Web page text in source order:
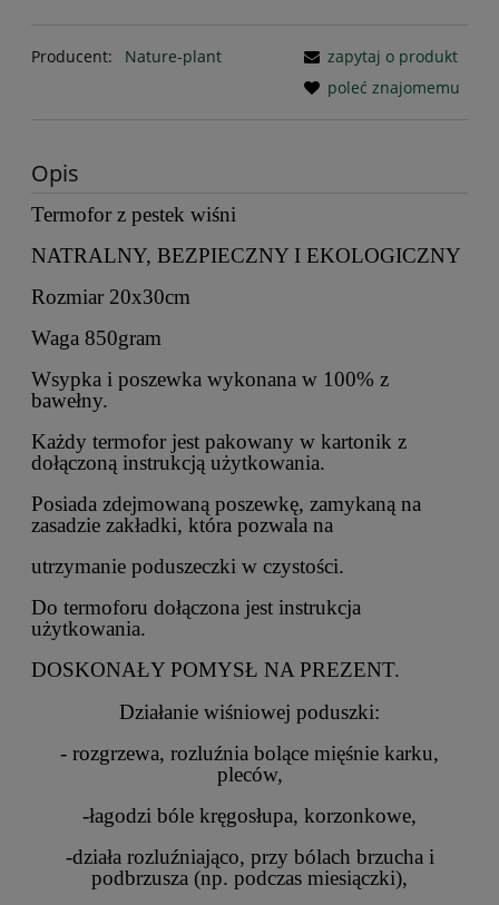
Producent: Nature-plant
zapytaj o produkt
poleć znajomemu
Opis
Termofor z pestek wiśni
NATRALNY, BEZPIECZNY I EKOLOGICZNY
Rozmiar 20x30cm
Waga 850gram
Wsypka i poszewka wykonana w 100% z
bawełny.
Każdy termofor jest pakowany w kartonik z
dołączoną instrukcją użytkowania.
Posiada zdejmowaną poszewkę, zamykaną na
zasadzie zakładki, która pozwala na
utrzymanie poduszeczki w czystości.
Do termoforu dołączona jest instrukcja
użytkowania.
DOSKONAŁY POMYSŁ NA PREZENT.
Działanie wiśniowej poduszki:
- rozgrzewa, rozluźnia bolące mięśnie karku,
pleców,
-łagodzi bóle kręgosłupa, korzonkowe,
-działa rozluźniająco, przy bólach brzucha i
podbrzusza (np. podczas miesiączki),